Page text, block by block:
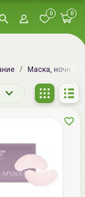
0 0
Маска, ночная